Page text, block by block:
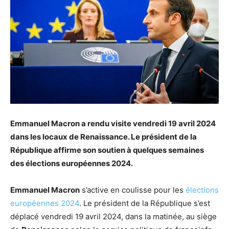
Emmanuel Macron a rendu visite vendredi 19 avril 2024
dans les locaux de Renaissance. Le président de la
République affirme son soutien à quelques semaines
des élections européennes 2024.
Emmanuel Macron s’active en coulisse pour les élections
européennes 2024. Le président de la République s’est
déplacé vendredi 19 avril 2024, dans la matinée, au siège